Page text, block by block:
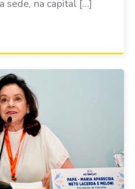
sede, na capital […]